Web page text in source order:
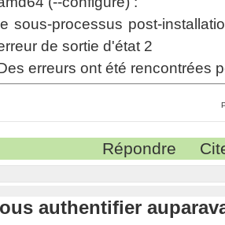
le sous-processus post-
de sortie d'état 2
erreurs ont été rencontrées
Répondre
authentifier